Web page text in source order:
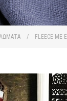
/ FLEECE ΜΕ